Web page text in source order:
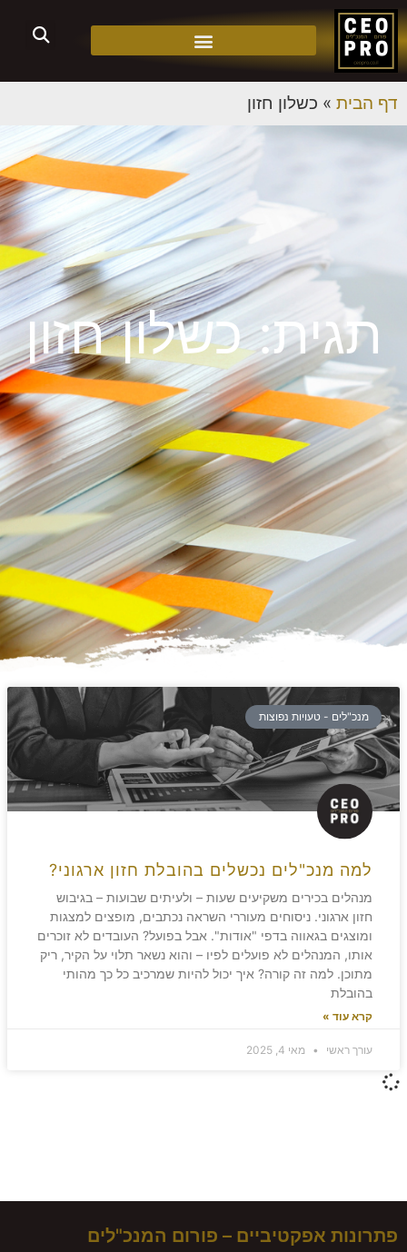
דף הבית » כשלון חזון
תגית: כשלון חזון
מנכ"לים - טעויות נפוצות
למה מנכ"לים נכשלים בהובלת חזון ארגוני?
מנהלים בכירים משקיעים שעות – ולעיתים שבועות – בגיבוש
חזון ארגוני. ניסוחים מעוררי השראה נכתבים, מופצים למצגות
ומוצגים בגאווה בדפי "אודות". אבל בפועל? העובדים לא זוכרים
אותו, המנהלים לא פועלים לפיו – והוא נשאר תלוי על הקיר, ריק
מתוכן. למה זה קורה? איך יכול להיות שמרכיב כל כך מהותי
בהובלת
קרא עוד »
עורך ראשי מאי 4, 2025
פתרונות אפקטיביים – פורום המנכ"לים